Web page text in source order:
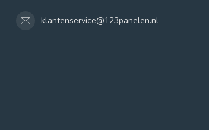
klantenservice@123panelen.nl